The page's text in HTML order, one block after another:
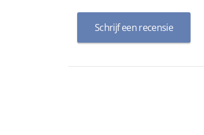
Schrijf een recensie